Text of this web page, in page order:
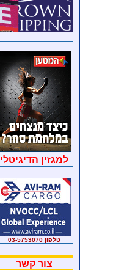
למגזין הדיגיטלי
טלפון 03-5753070
צור קשר